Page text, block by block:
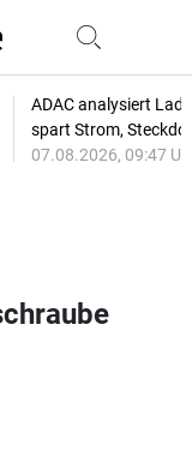
ADAC analysiert
spart Strom,
07.08.2026, 09:47